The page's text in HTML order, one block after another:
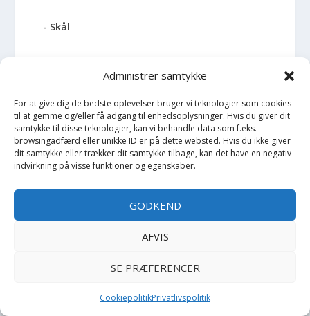
Administrer samtykke
For at give dig de bedste oplevelser bruger vi teknologier som cookies
til at gemme og/eller få adgang til enhedsoplysninger. Hvis du giver dit
samtykke til disse teknologier, kan vi behandle data som f.eks.
browsingadfærd eller unikke ID'er på dette websted. Hvis du ikke giver
dit samtykke eller trækker dit samtykke tilbage, kan det have en negativ
indvirkning på visse funktioner og egenskaber.
GODKEND
AFVIS
SE PRÆFERENCER
CookiepolitikPrivatlivspolitik
Skål
Skibukser
Skjorte K/Æ
Sko
Skuldertaske